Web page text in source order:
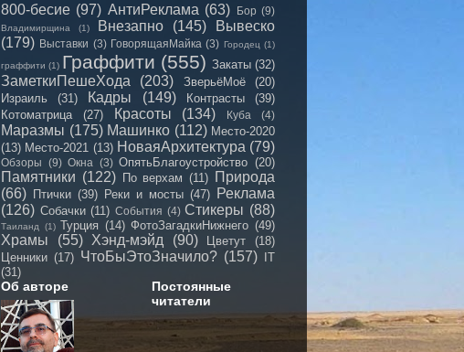
800-бесие (97) АнтиРеклама (63) Бор (9)
Владимирщина (1) Внезапно (145)
Вывеско
(179) Выставки (3) ГоворящаяМайка (3) Городец (1)
граффити (1) Граффити (555) Закаты (32)
ЗаметкиПешеХода (203) ЗверьёМоё
(20)
Израиль
(31) Кадры (149) Контрасты
(39)
Котоматрица
(27) Красоты (134) Куба (4)
Маразмы (175) Машинко (112) Место-2020
(13) Место-2021 (13) НоваяАрхитектура (79)
Обзоры (9) Окна (3) ОпятьБлагоустройство (20)
Памятники (122) По верхам (11) Природа
(66) Птички (39) Реки и мосты (47) Реклама
(126) Собачки (11) События (4) Стикеры (88)
Таиланд (1) Турция (14) ФотоЗагадкиНижнего (49)
Храмы (55) Хэнд-мэйд (90) Цветут
(18)
Ценники (17) ЧтоБыЭтоЗначило? (157)
IT
(31)
Об авторе
Постоянные
читатели